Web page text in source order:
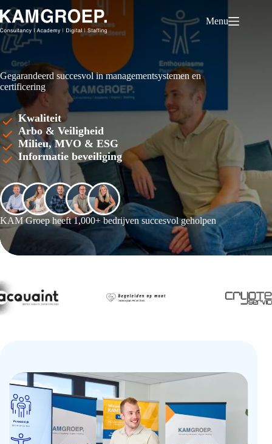
naar
de
inhoud
Menu
Gegarandeerd succesvol in managementsystemen en
certificering
Kwaliteit
Arbo & Veiligheid
Milieu, MVO & ESG
Informatie beveiliging
KAM Groep heeft 1,000+ bedrijven succesvol geholpen